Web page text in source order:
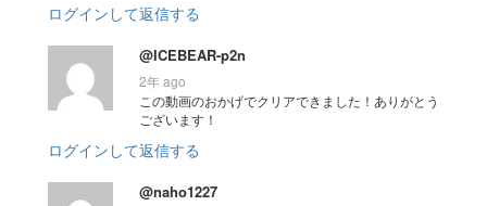
ログインして返信する
@ICEBEAR-p2n
2年 ago
この動画のおかげでクリアできました！ありがとう
ございます！
ログインして返信する
@naho1227